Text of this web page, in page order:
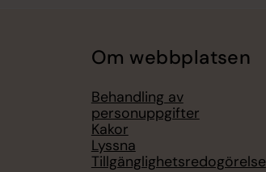
Om webbplatsen
Behandling av
personuppgifter
Kakor
Lyssna
Tillgänglighetsredogörelse